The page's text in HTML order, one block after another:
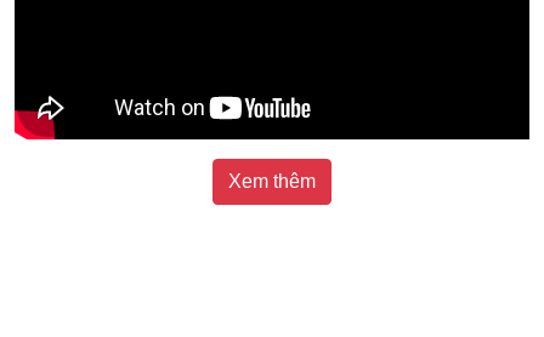
Xem thêm